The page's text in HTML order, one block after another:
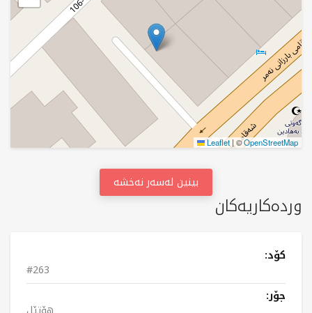
وردەکاریەکان
کۆد:
#263
جۆر:
Leaflet | ©OpenStreetMap
بینین لەسەر نەخشە